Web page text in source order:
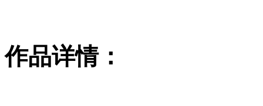
作品详情：